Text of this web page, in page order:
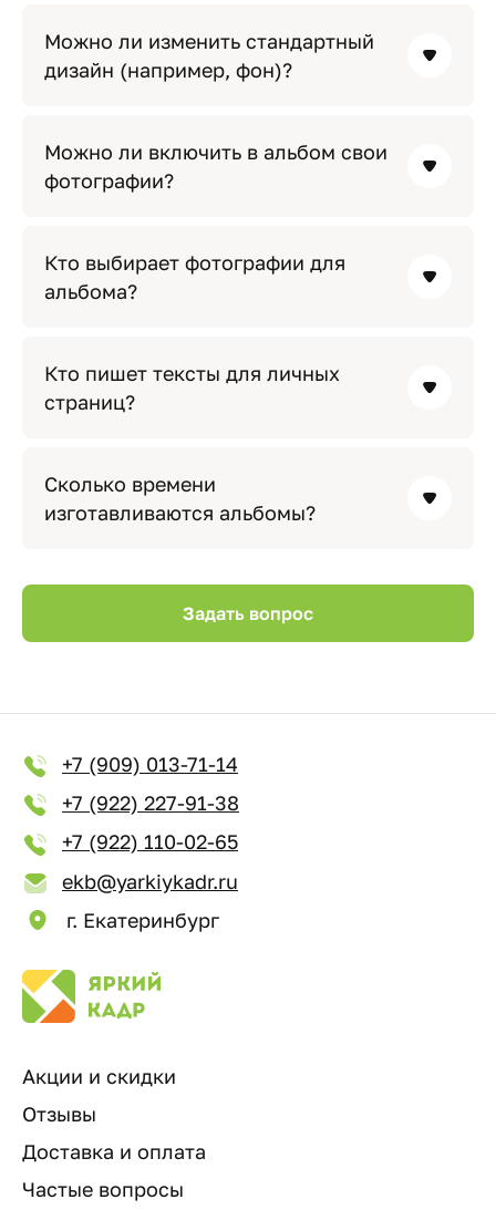
Можно ли изменить стандартный
дизайн (например, фон)?
Можно ли включить в альбом свои
фотографии?
Кто выбирает фотографии для
альбома?
Кто пишет тексты для личных
страниц?
Сколько времени
изготавливаются альбомы?
Задать вопрос
+7 (909) 013-71-14
+7 (922) 227-91-38
+7 (922) 110-02-65
ekb@yarkiykadr.ru
г. Екатеринбург
Акции и скидки
Отзывы
Доставка и оплата
Частые вопросы